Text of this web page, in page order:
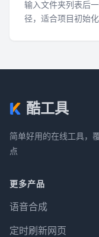
输入文件夹列表后
径，适合项目初始化
酷工具
简单好用的在线工具，
点
更多产品
语音合成
定时刷新网页